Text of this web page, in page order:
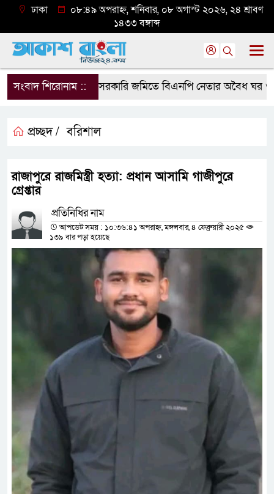
ঢাকা
০৮:৪৯ অপরাহ্ন, শনিবার, ০৮ অগাস্ট ২০২৬, ২৪ শ্রাবণ
১৪৩৩ বঙ্গাব্দ
সংবাদ শিরোনাম ::সরকারি জমিতে বিএনপি নেতার অবৈধ ঘর
প্রচ্ছদ / বরিশাল
রাজাপুরে রাজমিস্ত্রী হত্যা: প্রধান আসামি গাজীপুরে
গ্রেপ্তার
প্রতিনিধির নাম
আপডেট সময় : ১০:৩৬:৪১ অপরাহ্ন, মঙ্গলবার, ৪ ফেব্রুয়ারী ২০২৫
১৩৯ বার পড়া হয়েছে